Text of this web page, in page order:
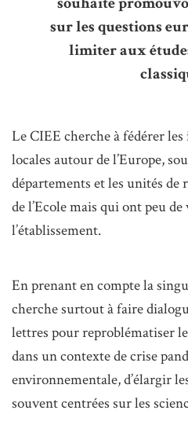
sur les questions
limiter aux
Le CIEE cherche à fédérer
locales autour de l’Europe,
départements et les unités de
de l’Ecole mais qui ont peu
l’établissement.
En prenant en compte la
cherche surtout à faire
lettres pour reproblématiser
dans un contexte de crise
environnementale, d’élargir
souvent centrées sur les